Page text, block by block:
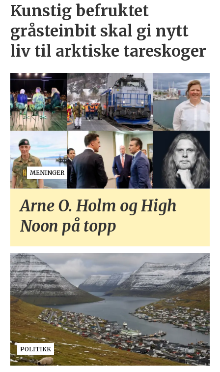
Kunstig befruktet
gråsteinbit skal gi nytt
liv til arktiske tareskoger
MENINGER
Arne O. Holm og High
Noon på topp
POLITIKK